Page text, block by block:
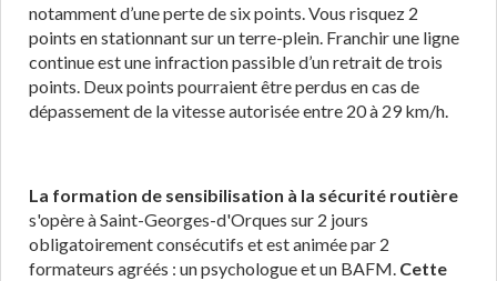
notamment d’une perte de six points. Vous risquez 2
points en stationnant sur un terre-plein. Franchir une ligne
continue est une infraction passible d’un retrait de trois
points. Deux points pourraient être perdus en cas de
dépassement de la vitesse autorisée entre 20 à 29 km/h.
La formation de sensibilisation à la sécurité routière
s'opère à Saint-Georges-d'Orques sur 2 jours
obligatoirement consécutifs et est animée par 2
formateurs agréés : un psychologue et un BAFM. Cette